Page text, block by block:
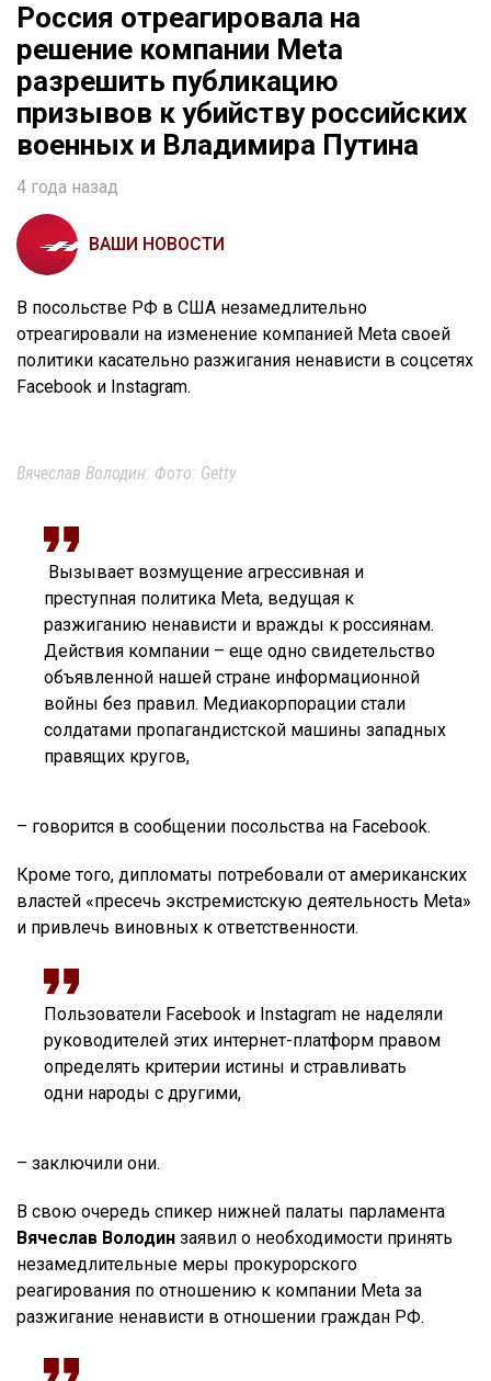
Россия отреагировала на
решение компании Meta
разрешить публикацию
призывов к убийству российских
военных и Владимира Путина
4 года назад
ВАШИ НОВОСТИ
В посольстве РФ в США незамедлительно
отреагировали на изменение компанией Meta своей
политики касательно разжигания ненависти в соцсетях
Facebook и Instagram.
Вячеслав Володин. Фото: Getty
Вызывает возмущение агрессивная и
преступная политика Meta, ведущая к
разжиганию ненависти и вражды к россиянам.
Действия компании – еще одно свидетельство
объявленной нашей стране информационной
войны без правил. Медиакорпорации стали
солдатами пропагандистcкой машины западных
правящих кругов,
– говорится в сообщении посольства на Facebook.
Кроме того, дипломаты потребовали от американских
властей «пресечь экстремистскую деятельность Meta»
и привлечь виновных к ответственности.
Пользователи Facebook и Instagram не наделяли
руководителей этих интернет-платформ правом
определять критерии истины и стравливать
одни народы с другими,
– заключили они.
В свою очередь спикер нижней палаты парламента
Вячеслав Володин заявил о необходимости принять
незамедлительные меры прокурорского
реагирования по отношению к компании Meta за
разжигание ненависти в отношении граждан РФ.